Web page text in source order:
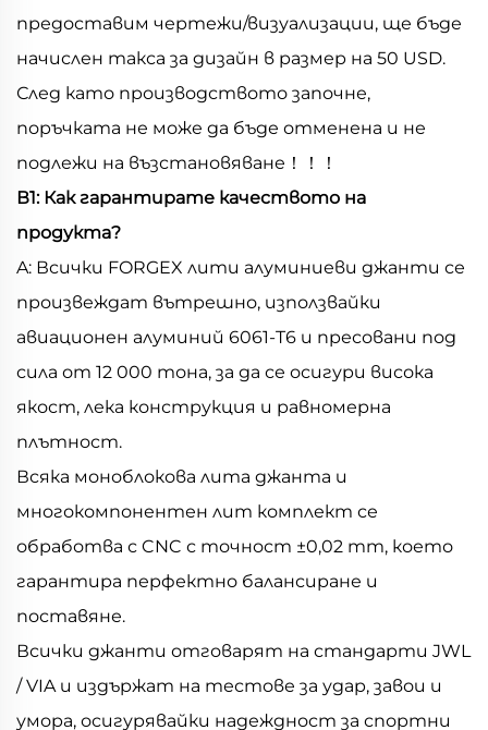
предоставим чертежи/визуализации, ще бъде
начислен такса за дизайн в размер на 50 USD.
След като производството започне,
поръчката не може да бъде отменена и не
подлежи на възстановяване！！！
В1: Как гарантирате качеството на
продукта?
A: Всички FORGEX лити алуминиеви джанти се
произвеждат вътрешно, използвайки
авиационен алуминий 6061-T6 и пресовани под
сила от 12 000 тона, за да се осигури висока
якост, лека конструкция и равномерна
плътност.
Всяка моноблокова лита джанта и
многокомпонентен лит комплект се
обработва с CNC с точност ±0,02 mm, което
гарантира перфектно балансиране и
поставяне.
Всички джанти отговарят на стандарти JWL
/ VIA и издържат на тестове за удар, завои и
умора, осигурявайки надеждност за спортни